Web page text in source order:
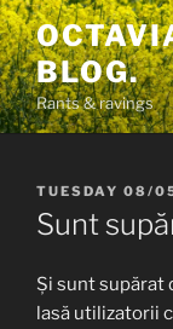
Skip
to
contentBLOG.
Rants & ravings
POSTED
ON
TUESDAY 08/
Sunt
Și sunt supărat
lasă utilizatorii